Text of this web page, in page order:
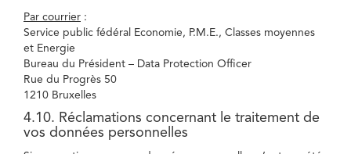
Par courrier :
Service public fédéral Economie, P.M.E., Classes moyennes
et Energie
Bureau du Président – Data Protection Officer
Rue du Progrès 50
1210 Bruxelles
4.10. Réclamations concernant le traitement de
vos données personnelles